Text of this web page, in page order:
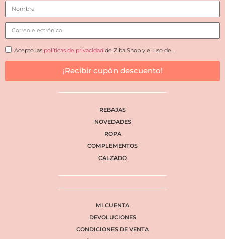
Acepto las políticas de privacidad de Ziba Shop y el uso de ...
¡Recibir cupón descuento!
REBAJAS
NOVEDADES
ROPA
COMPLEMENTOS
CALZADO
MI CUENTA
DEVOLUCIONES
CONDICIONES DE VENTA